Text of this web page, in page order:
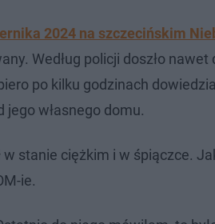
2024 na szczecińskim
Według policji doszło
po kilku godzinach
własnego domu.
stanie ciężkim i w śpiączce.
ie.